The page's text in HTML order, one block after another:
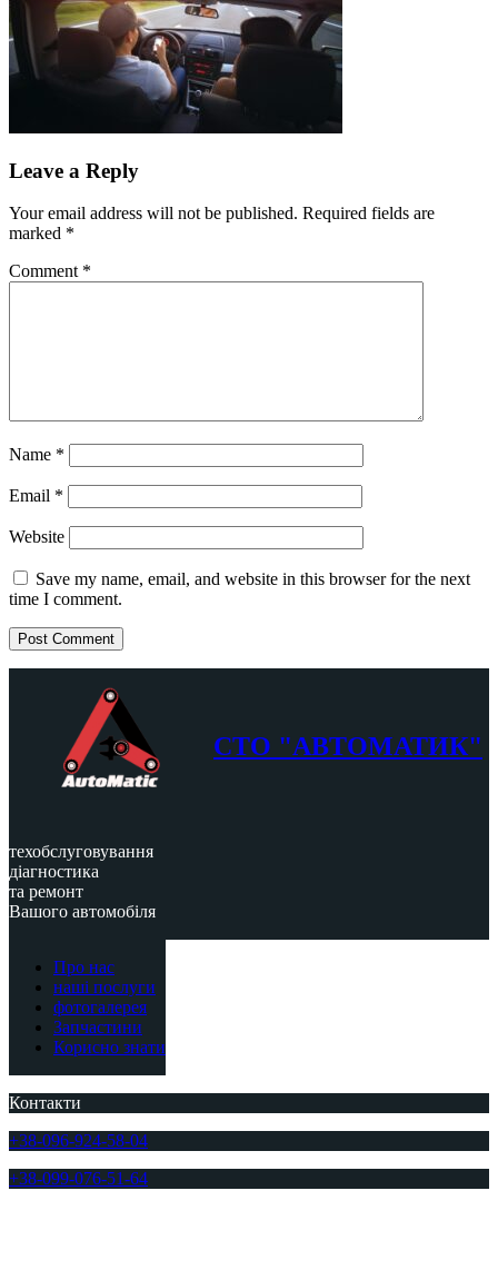
Leave a Reply
Your email address will not be published. Required fields are
marked *
Comment *
Name *
Email *
Website
Save my name, email, and website in this browser for the next
time I comment.
СТО "АВТОМАТИК"
техобслуговування
діагностика
та ремонт
Вашого автомобіля
Про нас
наші послуги
фотогалерея
Запчастини
Корисно знати
Контакти
+38-096-924-58-04
+38-099-076-51-64